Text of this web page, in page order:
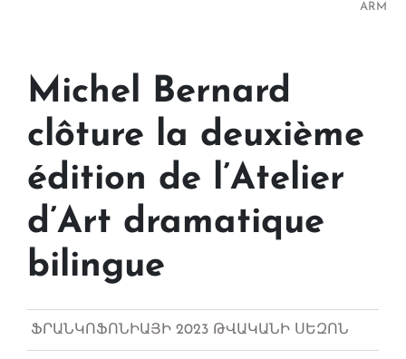
ARM
Michel Bernard
clôture la deuxième
édition de l’Atelier
d’Art dramatique
bilingue
ՖՐԱՆԿՈՖՈՆԻԱՅԻ 2023 ԹՎԱԿԱՆԻ ՍԵԶՈՆ